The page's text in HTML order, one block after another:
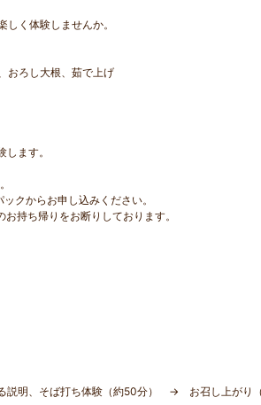
く体験しませんか。
おろし大根、茹で上げ
験します。
からお申し込みください。
ち帰りをお断りしております。
明、そば打ち体験（約50分） → お召し上がり（